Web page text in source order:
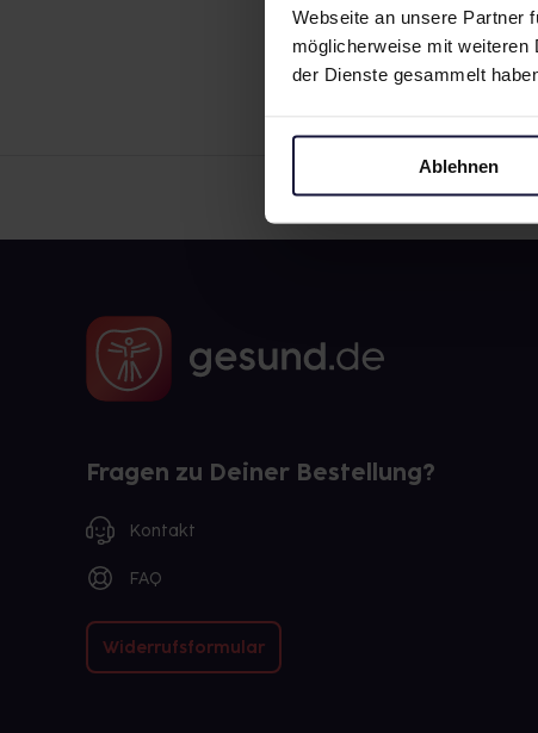
Webseite an unsere Partner
möglicherweise mit weiteren
der Dienste gesammelt
Ablehnen
Fragen zu Deiner Bestellung?
Kontakt
FAQ
Widerrufsformular